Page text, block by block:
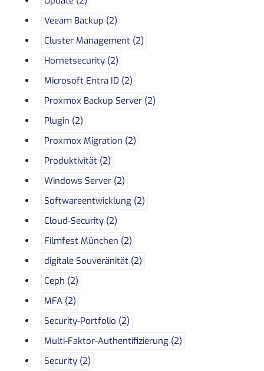
Veeam Backup (2)
Cluster Management (2)
Hornetsecurity (2)
Microsoft Entra ID (2)
Proxmox Backup Server (2)
Plugin (2)
Proxmox Migration (2)
Produktivität (2)
Windows Server (2)
Softwareentwicklung (2)
Cloud-Security (2)
Filmfest München (2)
digitale Souveränität (2)
Ceph (2)
MFA (2)
Security-Portfolio (2)
Multi-Faktor-Authentifizierung (2)
Security (2)